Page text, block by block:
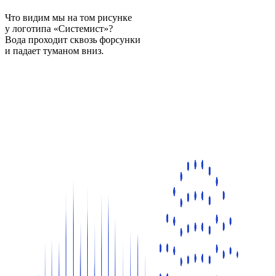
Что видим мы на том рисунке
у логотипа «Системист»?
Вода проходит сквозь форсунки
и падает туманом вниз.